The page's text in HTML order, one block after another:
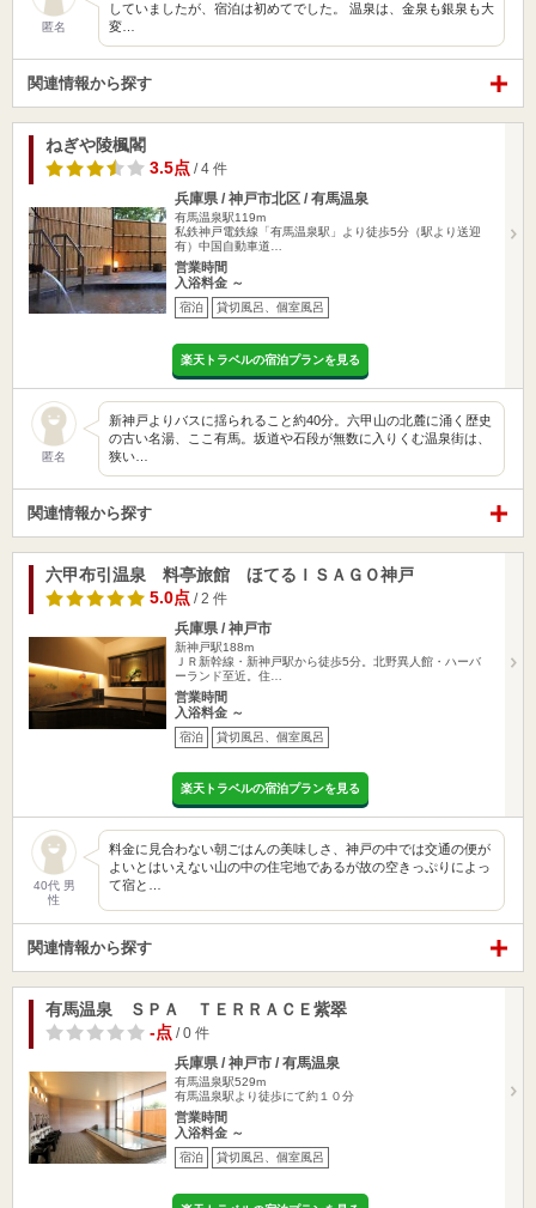
匿名
していましたが、宿泊は初めてでした。 温泉は、金泉も銀泉も大
変…
関連情報から探す
ねぎや陵楓閣
3.5点 / 4 件
兵庫県 / 神戸市北区 / 有馬温泉
有馬温泉駅119m
私鉄神戸電鉄線「有馬温泉駅」より徒歩5分（駅より送迎
有）中国自動車道…
営業時間
入浴料金 ～
宿泊 貸切風呂、個室風呂
楽天トラベルの宿泊プランを見る
匿名
新神戸よりバスに揺られること約40分。六甲山の北麓に涌く歴史
の古い名湯、ここ有馬。坂道や石段が無数に入りくむ温泉街は、
狭い…
関連情報から探す
六甲布引温泉 料亭旅館 ほてるＩＳＡＧＯ神戸
5.0点 / 2 件
兵庫県 / 神戸市
新神戸駅188m
ＪＲ新幹線・新神戸駅から徒歩5分。北野異人館・ハーバ
ーランド至近。住…
営業時間
入浴料金 ～
宿泊 貸切風呂、個室風呂
楽天トラベルの宿泊プランを見る
40代 男
性
料金に見合わない朝ごはんの美味しさ、神戸の中では交通の便が
よいとはいえない山の中の住宅地であるが故の空きっぷりによっ
て宿と…
関連情報から探す
有馬温泉 ＳＰＡ ＴＥＲＲＡＣＥ紫翠
-点 / 0 件
兵庫県 / 神戸市 / 有馬温泉
有馬温泉駅529m
有馬温泉駅より徒歩にて約１０分
営業時間
入浴料金 ～
宿泊 貸切風呂、個室風呂